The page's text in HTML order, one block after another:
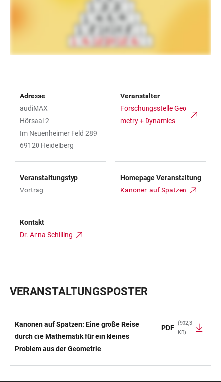
Adresse
audiMAX
Hörsaal 2
Im Neuenheimer Feld 289
69120 Heidelberg
Veranstalter
Forschungsstelle Geo
metry + Dynamics
Veranstaltungstyp
Vortrag
Homepage Veranstaltung
Kanonen auf Spatzen
Kontakt
Dr. Anna Schilling
VERANSTALTUNGSPOSTER
TABELLE
Kanonen auf Spatzen: Eine große Reise
durch die Mathematik für ein kleines
Problem aus der Geometrie
PDF
(932,3
KB)